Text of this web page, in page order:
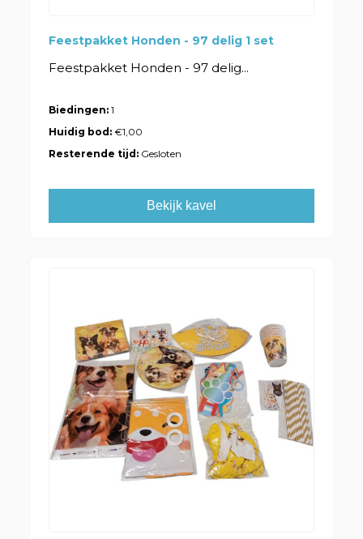
Feestpakket Honden - 97 delig 1 set
Feestpakket Honden - 97 delig...
Biedingen: 1
Huidig bod:€1,00
Resterende tijd: Gesloten
Bekijk kavel